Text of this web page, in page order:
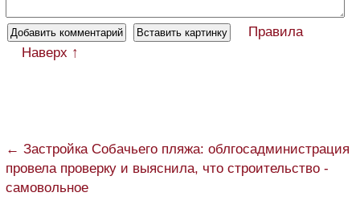
Правила
Наверх ↑
← Застройка Собачьего пляжа: облгосадминистрация
провела проверку и выяснила, что строительство -
самовольное